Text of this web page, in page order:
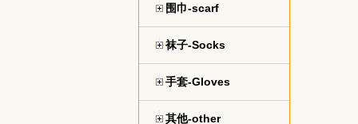
围巾-scarf
袜子-Socks
手套-Gloves
其他-other